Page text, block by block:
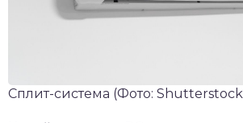
Сплит-система (Фото: